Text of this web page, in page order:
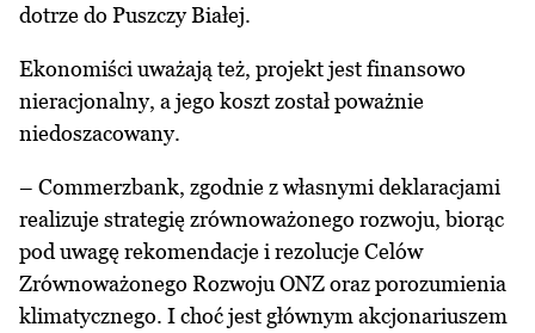
dotrze do Puszczy Białej.
Ekonomiści uważają też, projekt jest finansowo
nieracjonalny, a jego koszt został poważnie
niedoszacowany.
– Commerzbank, zgodnie z własnymi deklaracjami
realizuje strategię zrównoważonego rozwoju, biorąc
pod uwagę rekomendacje i rezolucje Celów
Zrównoważonego Rozwoju ONZ oraz porozumienia
klimatycznego. I choć jest głównym akcjonariuszem